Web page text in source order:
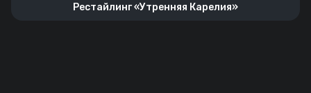
Рестайлинг «‎Утренняя Карелия»